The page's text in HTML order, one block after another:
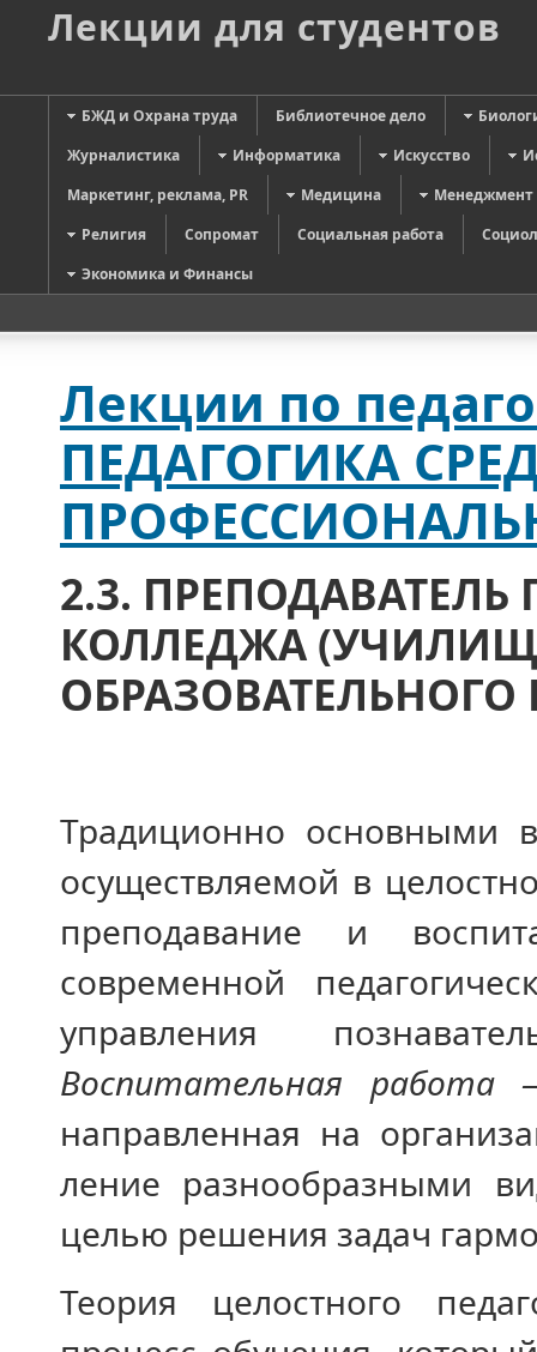
Лекции для студентов
БЖД и Охрана труда Библиотечное дело
Журналистика
Информатика Искусство
Маркетинг, реклама, PR
Медицина
Менеджмент
Религия
Сопромат Социальная работа
Экономика и Финансы
Лекции по
ПЕДАГОГИКА
2.3.
КОЛЛЕДЖА
ОБРАЗОВАТЕЛЬНОГО
Традиционно основными
осу­ществляемой в
преподава­ние и
современной
управления
Воспитательная
направленная на
ление разнообразными
целью ре­шения задач
Теория целостного